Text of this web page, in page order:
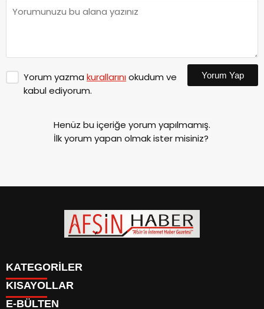
Yorum yazma kurallarınıokudum ve
kabul ediyorum.
Yorum Yap
Henüz bu içeriğe yorum yapılmamış.
İlk yorum yapan olmak ister misiniz?
KATEGORİLER
SİYASET
KISAYOLLAR
E-BÜLTEN